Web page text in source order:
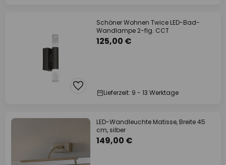
Schöner Wohnen Twice LED-Bad-
Wandlampe 2-flg. CCT
125,00 €
Lieferzeit: 9 - 13 Werktage
LED-Wandleuchte Matisse, Breite 45
cm, silber
149,00 €